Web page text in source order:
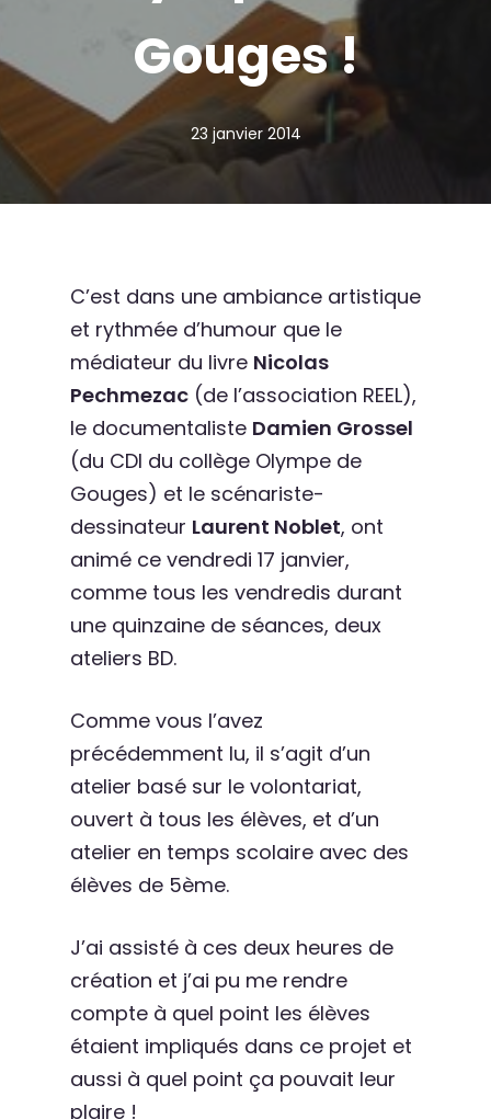
Gouges !
23 janvier 2014
C’est dans une ambiance artistique
et rythmée d’humour que le
médiateur du livre Nicolas
Pechmezac (de l’association REEL),
le documentaliste Damien Grossel
(du CDI du collège Olympe de
Gouges) et le scénariste-
dessinateur Laurent Noblet, ont
animé ce vendredi 17 janvier,
comme tous les vendredis durant
une quinzaine de séances, deux
ateliers BD.
Comme vous l’avez
précédemment lu, il s’agit d’un
atelier basé sur le volontariat,
ouvert à tous les élèves, et d’un
atelier en temps scolaire avec des
élèves de 5ème.
J’ai assisté à ces deux heures de
création et j’ai pu me rendre
compte à quel point les élèves
étaient impliqués dans ce projet et
aussi à quel point ça pouvait leur
plaire !